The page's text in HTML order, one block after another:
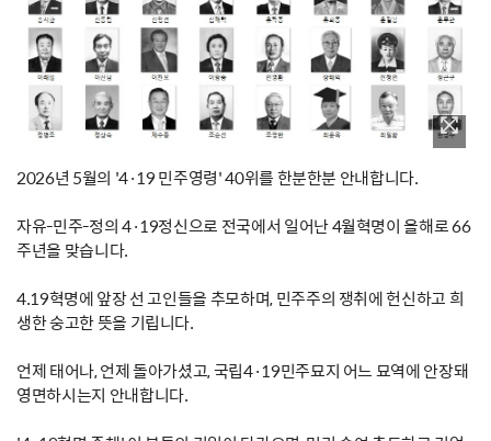
2026년 5월의 '4·19 민주영령' 40위를 한분한분 안내합니다.
자유-민주-정의 4·19정신으로 전국에서 일어난 4월혁명이 올해로 66
주년을 맞습니다.
4.19혁명에 앞장 선 고인들을 추모하며, 민주주의 쟁취에 헌신하고 희
생한 숭고한 뜻을 기립니다.
언제 태어나, 언제 돌아가셨고, 국립4·19민주묘지 어느 묘역에 안장돼
영면하시는지 안내합니다.